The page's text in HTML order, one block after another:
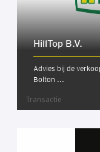
Hill­Top B.V.
Advies bij de
Bolton ...
Transactie